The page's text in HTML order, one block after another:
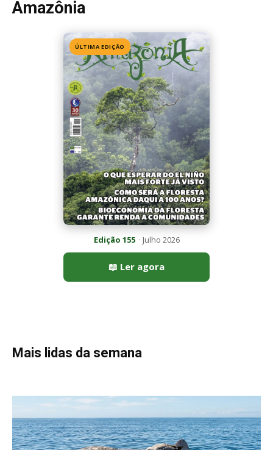
Amazônia
ÚLTIMA EDIÇÃO
Edição 155· Julho 2026
📖 Ler agora
Mais lidas da semana